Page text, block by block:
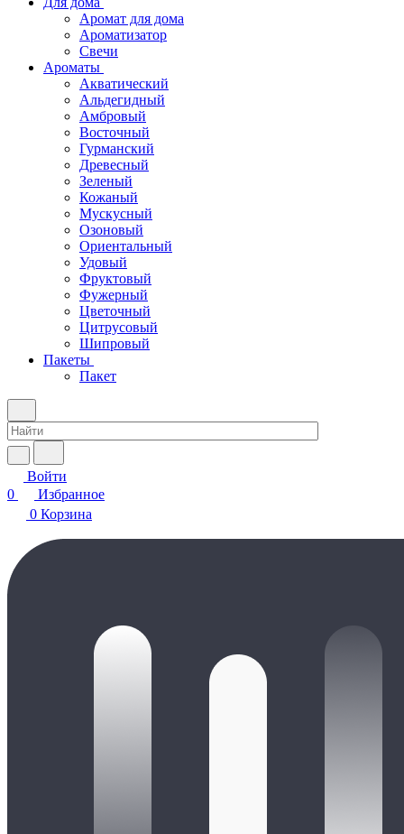
Аромат для дома
Ароматизатор
Свечи
Ароматы
Акватический
Альдегидный
Амбровый
Восточный
Гурманский
Древесный
Зеленый
Кожаный
Мускусный
Озоновый
Ориентальный
Удовый
Фруктовый
Фужерный
Цветочный
Цитрусовый
Шипровый
Пакеты
Пакет
Войти
0
Избранное
0 Корзина